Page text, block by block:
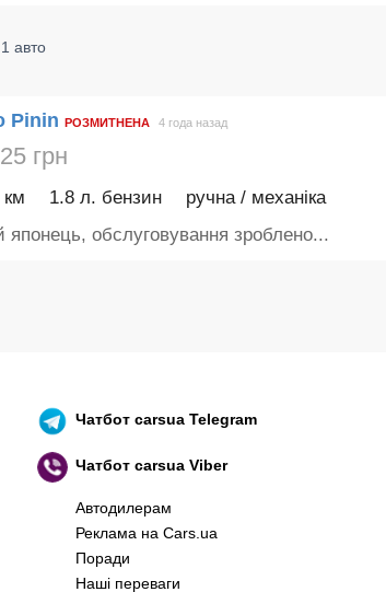
авто
Pinin РОЗМИТНЕНА 4 года назад
грн
км 1.8 л. бензин ручна / механіка
японець, обслуговування зроблено...
Чатботcarsua Telegram
Чатботcarsua Viber
Автодилерам
Реклама на Cars.ua
Поради
Наші переваги